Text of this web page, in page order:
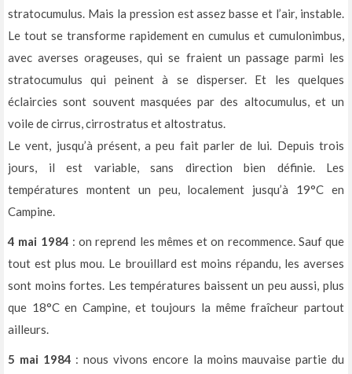
stratocumulus. Mais la pression est assez basse et l’air, instable.
Le tout se transforme rapidement en cumulus et cumulonimbus,
avec averses orageuses, qui se fraient un passage parmi les
stratocumulus qui peinent à se disperser. Et les quelques
éclaircies sont souvent masquées par des altocumulus, et un
voile de cirrus, cirrostratus et altostratus.
Le vent, jusqu’à présent, a peu fait parler de lui. Depuis trois
jours, il est variable, sans direction bien définie. Les
températures montent un peu, localement jusqu’à 19°C en
Campine.
4 mai 1984 : on reprend les mêmes et on recommence. Sauf que
tout est plus mou. Le brouillard est moins répandu, les averses
sont moins fortes. Les températures baissent un peu aussi, plus
que 18°C en Campine, et toujours la même fraîcheur partout
ailleurs.
5 mai 1984 : nous vivons encore la moins mauvaise partie du